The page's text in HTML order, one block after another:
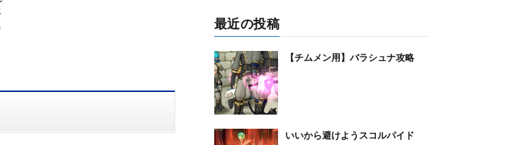
最近の投稿
【チムメン用】バラシュナ攻略
いいから避けようスコルパイド